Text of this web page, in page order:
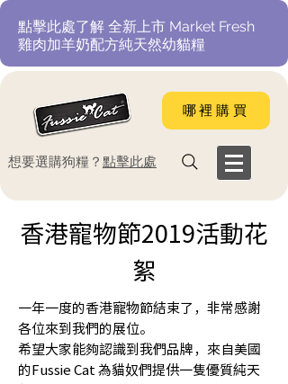
​點擊此處了解 全新上市 Market Fresh
雞肉加羊奶配方純天然幼貓糧
哪裡購買
​想要選購狗糧？ 點擊此處
香港寵物節2019活動花
絮
一年一度的香港寵物節結束了，非常感謝
各位來到我們的展位。
希望大家能夠認識到我們品牌，來自美國
的Fussie Cat 為貓奴們提供一隻優質純天